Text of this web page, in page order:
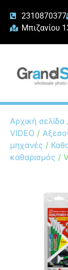
2310870377
Μπιζανίου
Αρχική σελίδα
VIDEO /
μηχανές /
καθαρισμός /